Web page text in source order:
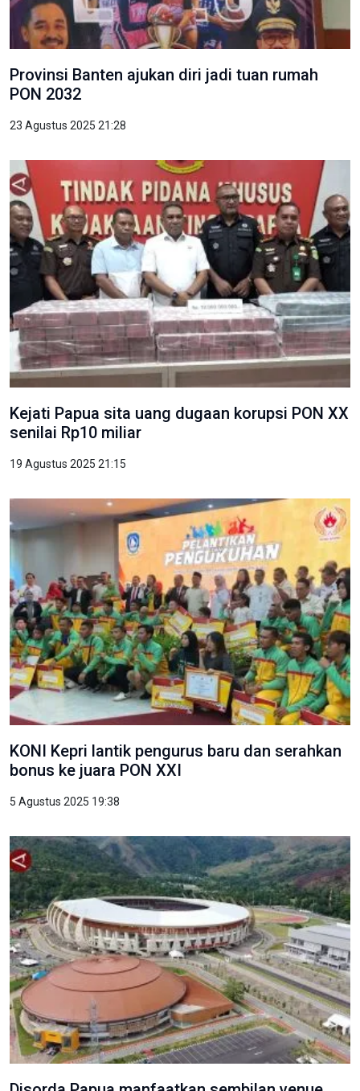
Provinsi Banten ajukan diri jadi tuan rumah
PON 2032
23 Agustus 2025 21:28
Kejati Papua sita uang dugaan korupsi PON XX
senilai Rp10 miliar
19 Agustus 2025 21:15
KONI Kepri lantik pengurus baru dan serahkan
bonus ke juara PON XXI
5 Agustus 2025 19:38